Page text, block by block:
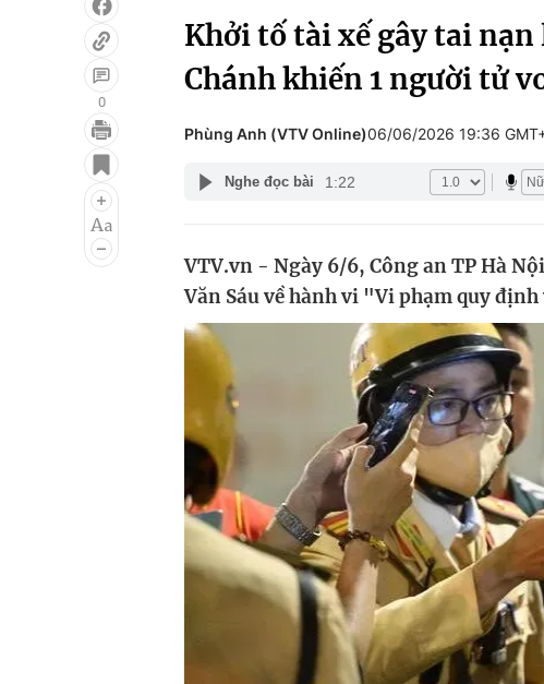
Điện ảnh
Âm nhạc
Du lịch
Chất lượng cuộc sống
0
Khởi tố tài xế gây tai
Chánh khiến 1 người tử
Phùng Anh (VTV Online)06/06/2026 19:36
Nghe đọc bài 1:22
VTV.vn - Ngày 6/6, Công an TP Hà
Văn Sáu về hành vi "Vi phạm quy